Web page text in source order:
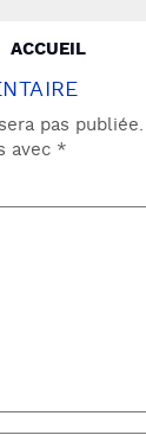
ACCUEIL
pas publiée.
avec *